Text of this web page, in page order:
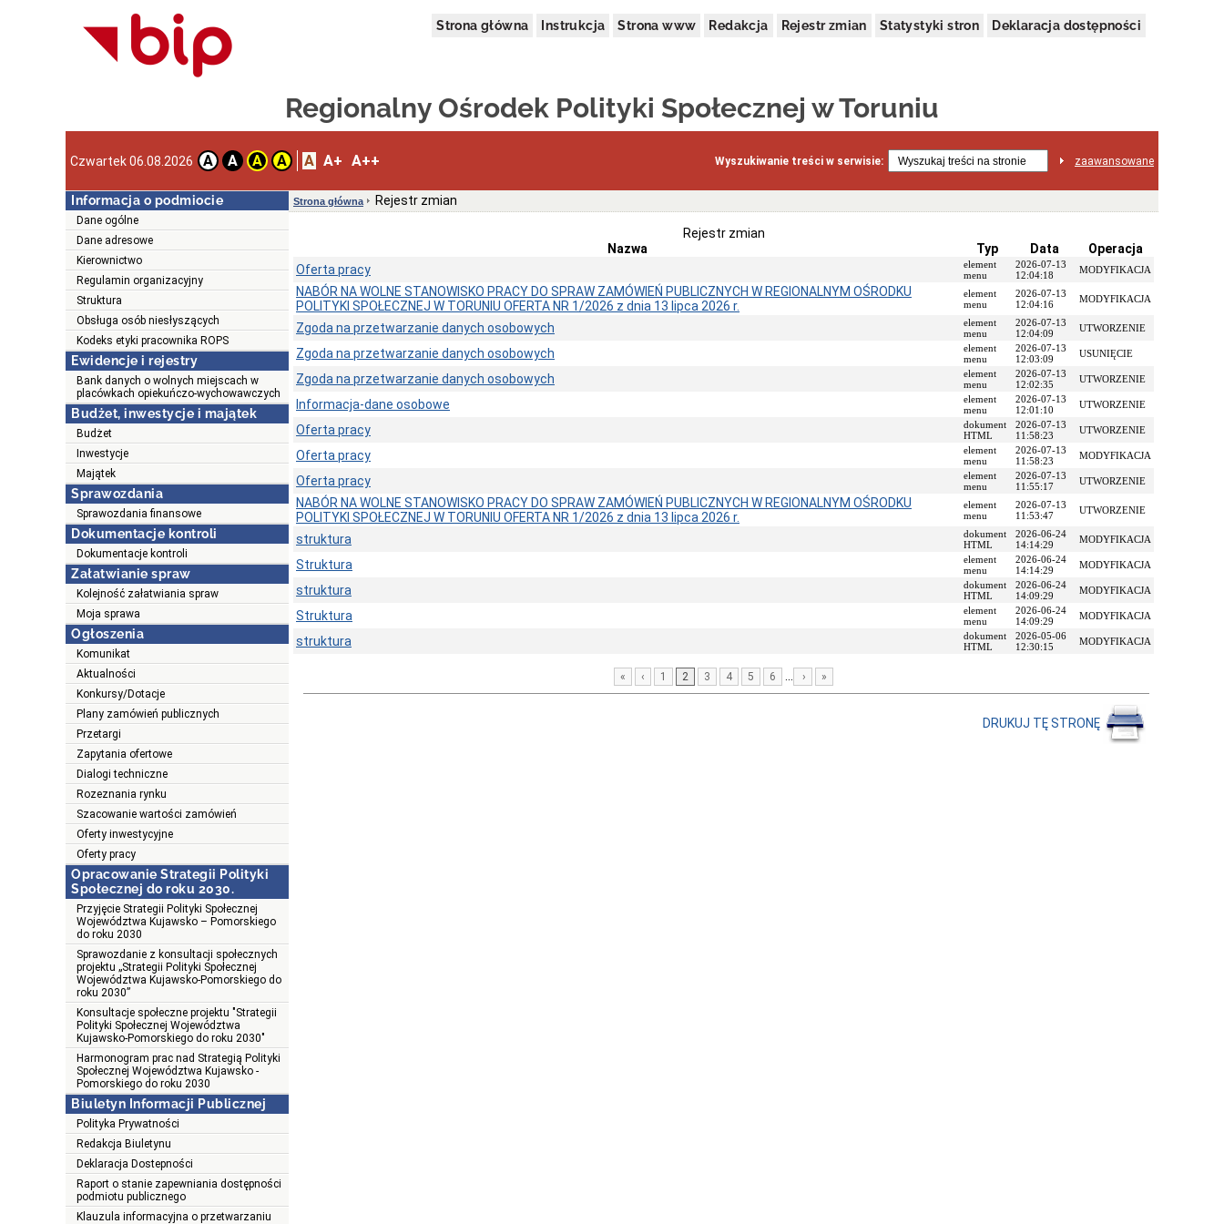
Strona główna Instrukcja Strona www Redakcja Rejestr zmian Statystyki stron Deklaracja dostępności
Regionalny Ośrodek Polityki Społecznej w Toruniu
Czwartek 06.08.2026 A A A A A A+ A++ Wyszukiwanie treści w serwisie: zaawansowane
Informacja o podmiocie
Dane ogólne
Dane adresowe
Kierownictwo
Regulamin organizacyjny
Struktura
Obsługa osób niesłyszących
Kodeks etyki pracownika ROPS
Ewidencje i rejestry
Bank danych o wolnych miejscach w
placówkach opiekuńczo-wychowawczych
Budżet, inwestycje i majątek
Budżet
Inwestycje
Majątek
Sprawozdania
Sprawozdania finansowe
Dokumentacje kontroli
Dokumentacje kontroli
Załatwianie spraw
Kolejność załatwiania spraw
Moja sprawa
Ogłoszenia
Komunikat
Aktualności
Konkursy/Dotacje
Plany zamówień publicznych
Przetargi
Zapytania ofertowe
Dialogi techniczne
Rozeznania rynku
Szacowanie wartości zamówień
Oferty inwestycyjne
Oferty pracy
Opracowanie Strategii Polityki
Społecznej do roku 2030.
Przyjęcie Strategii Polityki Społecznej
Województwa Kujawsko – Pomorskiego
do roku 2030
Sprawozdanie z konsultacji społecznych
projektu „Strategii Polityki Społecznej
Województwa Kujawsko-Pomorskiego do
roku 2030”
Konsultacje społeczne projektu "Strategii
Polityki Społecznej Województwa
Kujawsko-Pomorskiego do roku 2030"
Harmonogram prac nad Strategią Polityki
Społecznej Województwa Kujawsko -
Pomorskiego do roku 2030
Biuletyn Informacji Publicznej
Polityka Prywatności
Redakcja Biuletynu
Deklaracja Dostepności
Raport o stanie zapewniania dostępności
podmiotu publicznego
Klauzula informacyjna o przetwarzaniu
Strona główna Rejestr zmian
Rejestr zmian
Nazwa
Typ Data
Operacja
Oferta pracy
element
menu
2026-07-13
12:04:18
MODYFIKACJA
NABÓR NA WOLNE STANOWISKO PRACY DO SPRAW ZAMÓWIEŃ PUBLICZNYCH W REGIONALNYM OŚRODKU
POLITYKI SPOŁECZNEJ W TORUNIU OFERTA NR 1/2026 z dnia 13 lipca 2026 r.
element
menu
2026-07-13
12:04:16
MODYFIKACJA
Zgoda na przetwarzanie danych osobowych
element
menu
2026-07-13
12:04:09
UTWORZENIE
Zgoda na przetwarzanie danych osobowych
element
menu
2026-07-13
12:03:09
USUNIĘCIE
Zgoda na przetwarzanie danych osobowych
element
menu
2026-07-13
12:02:35
UTWORZENIE
Informacja-dane osobowe
element
menu
2026-07-13
12:01:10
UTWORZENIE
Oferta pracy
dokument
HTML
2026-07-13
11:58:23
UTWORZENIE
Oferta pracy
element
menu
2026-07-13
11:58:23
MODYFIKACJA
Oferta pracy
element
menu
2026-07-13
11:55:17
UTWORZENIE
NABÓR NA WOLNE STANOWISKO PRACY DO SPRAW ZAMÓWIEŃ PUBLICZNYCH W REGIONALNYM OŚRODKU
POLITYKI SPOŁECZNEJ W TORUNIU OFERTA NR 1/2026 z dnia 13 lipca 2026 r.
element
menu
2026-07-13
11:53:47
UTWORZENIE
struktura
dokument
HTML
2026-06-24
14:14:29
MODYFIKACJA
Struktura
element
menu
2026-06-24
14:14:29
MODYFIKACJA
struktura
dokument
HTML
2026-06-24
14:09:29
MODYFIKACJA
Struktura
element
menu
2026-06-24
14:09:29
MODYFIKACJA
struktura
dokument
HTML
2026-05-06
12:30:15
MODYFIKACJA
« ‹ 1 2 3 4 5 6 › »
DRUKUJ TĘ STRONĘ